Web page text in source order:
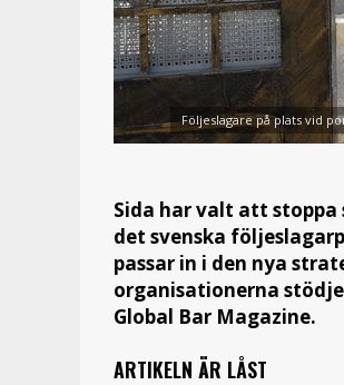
Följeslagare på plats vid
Sida har valt att
det svenska
passar in i den nya
organisationerna
Global Bar Magazine.
ARTIKELN ÄR LÅST